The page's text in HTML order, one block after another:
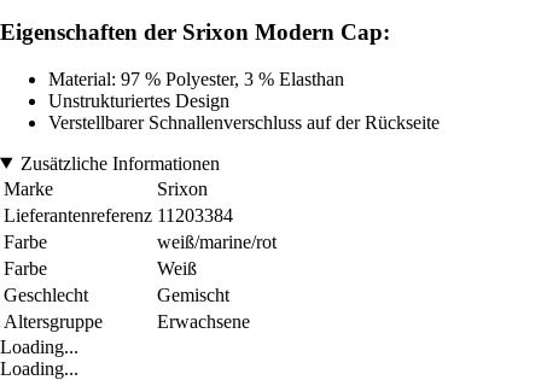
Eigenschaften der Srixon Modern Cap:
Material: 97 % Polyester, 3 % Elasthan
Unstrukturiertes Design
Verstellbarer Schnallenverschluss auf der Rückseite
Zusätzliche Informationen
Marke
Srixon
Lieferantenreferenz 11203384
Farbe
weiß/marine/rot
Farbe
Weiß
Geschlecht
Gemischt
Altersgruppe
Erwachsene
Loading...
Loading...